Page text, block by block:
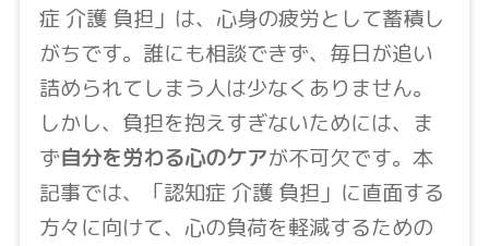
症 介護 負担」は、心身の疲労として蓄積し
がちです。誰にも相談できず、毎日が追い
詰められてしまう人は少なくありません。
しかし、負担を抱えすぎないためには、ま
ず自分を労わる心のケアが不可欠です。本
記事では、「認知症 介護 負担」に直面する
方々に向けて、心の負荷を軽減するための